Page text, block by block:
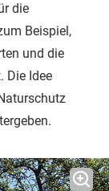
die
Beispiel,
und die
Die Idee